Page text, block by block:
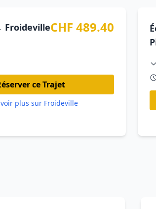
FroidevilleCHF 489.40
ce Trajet
plus sur Froideville